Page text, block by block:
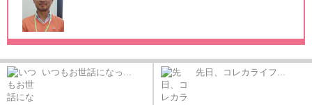
いつもお世話になっ... 先日、コレカライフ...